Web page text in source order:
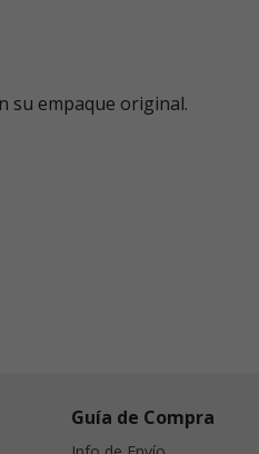
su empaque original.
Guía de Compra